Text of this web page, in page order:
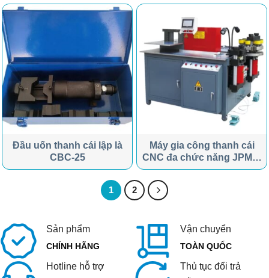
Đầu uốn thanh cái lập là
CBC-25
Máy gia công thanh cái
CNC đa chức năng JPMX-
803ESK
1 2
Sản phẩm
CHÍNH HÃNG
Vận chuyển
TOÀN QUỐC
Hotline hỗ trợ Thủ tục đổi trả